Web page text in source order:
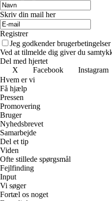
Skriv din mail her
Registrer
Jeg godkender
Ved at tilmelde dig giver du
Del med hjertet
X
Facebook Instagram
Hvem er vi
Få hjælp
Pressen
Promovering
Bruger
Nyhedsbrevet
Samarbejde
Del et tip
Viden
Ofte stillede spørgsmål
Fejlfinding
Input
Vi søger
Fortæl os noget